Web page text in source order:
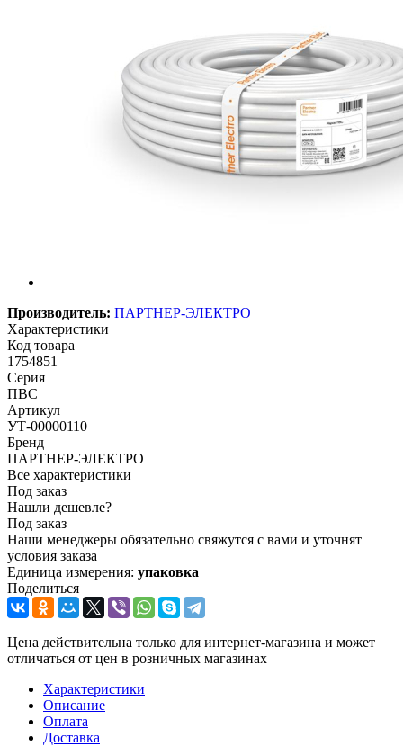
Производитель: ПАРТНЕР-ЭЛЕКТРО
Характеристики
Код товара
1754851
Серия
ПВС
Артикул
УТ-00000110
Бренд
ПАРТНЕР-ЭЛЕКТРО
Все характеристики
Под заказ
Нашли дешевле?
Под заказ
Наши менеджеры обязательно свяжутся с вами и уточнят
условия заказа
Единица измерения: упаковка
Поделиться
Цена действительна только для интернет-магазина и может
отличаться от цен в розничных магазинах
Характеристики
Описание
Оплата
Доставка